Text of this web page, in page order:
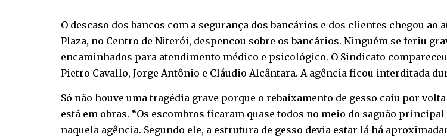
O descaso dos bancos com a segurança dos bancários e dos clientes chegou ao
Plaza, no Centro de Niterói, despencou sobre os bancários. Ninguém se feriu
encaminhados para atendimento médico e psicológico. O Sindicato
Pietro Cavallo, Jorge Antônio e Cláudio Alcântara. A agência ficou interditada
Só não houve uma tragédia grave porque o rebaixamento de gesso caiu por
está em obras. “Os escombros ficaram quase todos no meio do saguão
naquela agência. Segundo ele, a estrutura de gesso devia estar lá há